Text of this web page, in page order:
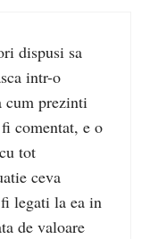
dispusi sa
intr-o
cum prezinti
comentat, e o
tot
ceva
legati la ea in
de valoare